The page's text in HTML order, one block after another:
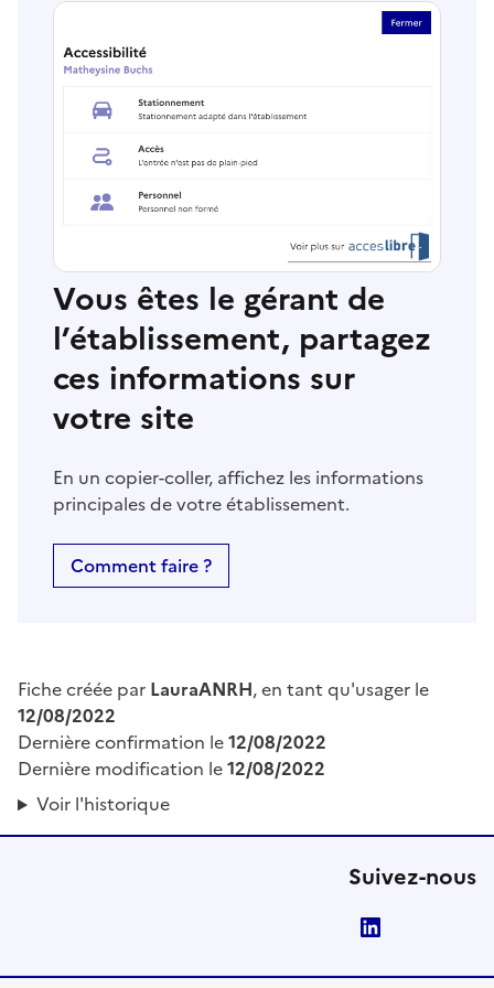
Vous êtes le gérant de
l’établissement, partagez
ces informations sur
votre site
En un copier-coller, affichez les informations
principales de votre établissement.
Comment faire ?
Fiche créée par LauraANRH, en tant qu'usager le
12/08/2022
Dernière confirmation le12/08/2022
Dernière modification le12/08/2022
Voir l'historique
Suivez-nous